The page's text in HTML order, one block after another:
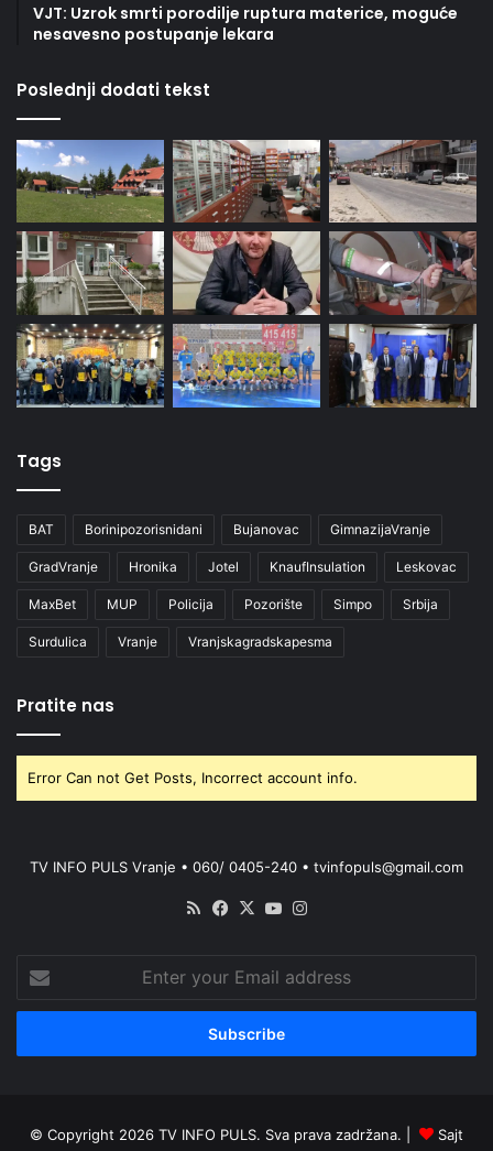
VJT: Uzrok smrti porodilje ruptura materice, moguće
nesavesno postupanje lekara
Poslednji dodati tekst
Tags
BAT Borinipozorisnidani Bujanovac GimnazijaVranje
GradVranje Hronika Jotel KnaufInsulation Leskovac
MaxBet MUP Policija Pozorište Simpo Srbija
Surdulica Vranje Vranjskagradskapesma
Pratite nas
Error Can not Get Posts, Incorrect account info.
TV INFO PULS Vranje • 060/ 0405-240 • tvinfopuls@gmail.com
RSS Facebook
X YouTube
your
Email
© Copyright 2026 TV INFO PULS. Sva prava zadržana. | Sajt